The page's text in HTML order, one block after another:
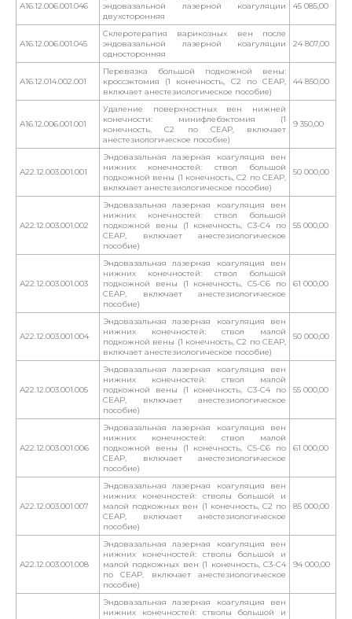
А16.12.006.001.046
эндовазальной лазерной коагуляции
двухсторонняя
45 085,00
А16.12.006.001.045
Склеротерапия варикозных вен после
эндовазальной лазерной коагуляции
односторонняя
24 807,00
А16.12.014.002.001
Перевязка большой подкожной вены:
кроссэктомия (1 конечность, С2 по CEAP,
включает анестезиологическое пособие)
44 850,00
А16.12.006.001.001
Удаление поверхностных вен нижней
конечности: минифлебэктомия (1
конечность, С2 по CEAP, включает
анестезиологическое пособие)
9 350,00
А22.12.003.001.001
Эндовазальная лазерная коагуляция вен
нижних конечностей: ствол большой
подкожной вены (1 конечность, С2 по CEAP,
включает анестезиологическое пособие)
50 000,00
А22.12.003.001.002
Эндовазальная лазерная коагуляция вен
нижних конечностей: ствол большой
подкожной вены (1 конечность, С3-С4 по
CEAP, включает анестезиологическое
пособие)
55 000,00
А22.12.003.001.003
Эндовазальная лазерная коагуляция вен
нижних конечностей: ствол большой
подкожной вены (1 конечность, С5-С6 по
CEAP, включает анестезиологическое
пособие)
61 000,00
А22.12.003.001.004
Эндовазальная лазерная коагуляция вен
нижних конечностей: ствол малой
подкожной вены (1 конечность, С2 по CEAP,
включает анестезиологическое пособие)
50 000,00
А22.12.003.001.005
Эндовазальная лазерная коагуляция вен
нижних конечностей: ствол малой
подкожной вены (1 конечность, С3-С4 по
CEAP, включает анестезиологическое
пособие)
55 000,00
А22.12.003.001.006
Эндовазальная лазерная коагуляция вен
нижних конечностей: ствол малой
подкожной вены (1 конечность, С5-С6 по
CEAP, включает анестезиологическое
пособие)
61 000,00
А22.12.003.001.007
Эндовазальная лазерная коагуляция вен
нижних конечностей: стволы большой и
малой подкожных вен (1 конечность, С2 по
CEAP, включает анестезиологическое
пособие)
85 000,00
А22.12.003.001.008
Эндовазальная лазерная коагуляция вен
нижних конечностей: стволы большой и
малой подкожных вен (1 конечность, С3-С4
по CEAP, включает анестезиологическое
пособие)
94 000,00
Эндовазальная лазерная коагуляция вен
нижних конечностей: стволы большой и